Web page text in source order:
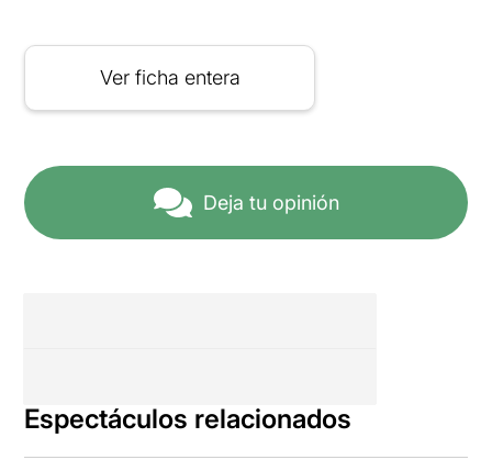
Ver ficha entera
Deja tu opinión
Espectáculos relacionados